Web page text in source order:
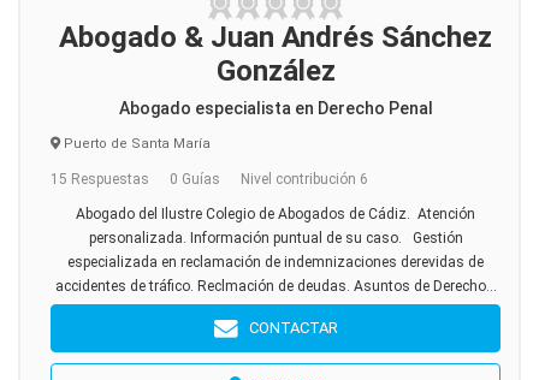
Abogado & Juan Andrés Sánchez
González
Abogado especialista en Derecho Penal
Puerto de Santa María
15 Respuestas 0 Guías Nivel contribución 6
Abogado del Ilustre Colegio de Abogados de Cádiz. Atención
personalizada. Información puntual de su caso. Gestión
especializada en reclamación de indemnizaciones derevidas de
accidentes de tráfico. Reclmación de deudas. Asuntos de Derecho...
CONTACTAR